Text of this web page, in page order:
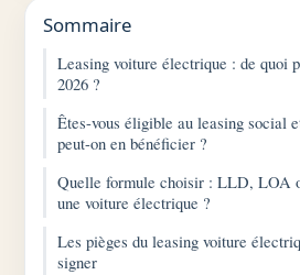
Sommaire
Leasing voiture électrique : de quoi
2026 ?
Êtes-vous éligible au leasing social
peut-on en bénéficier ?
Quelle formule choisir : LLD, LOA
une voiture électrique ?
Les pièges du leasing voiture
signer